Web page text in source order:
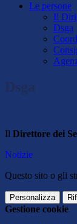
Le persone
Il
Dsga
Dsga
Il Direttore dei
Notizie
Questo sito o gli
Personalizza
Gestione cookie